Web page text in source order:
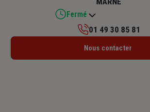
Fermé
Lundi : 09h – 12h / 14h – 18h
01 49 30 85 81
Nous contacter